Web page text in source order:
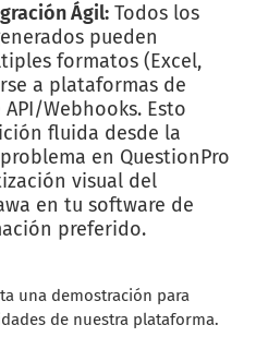
Ágil:Todos los
pueden
formatos (Excel,
a plataformas de
Webhooks. Esto
fluida desde la
en QuestionPro
visual del
en tu software de
preferido.
una demostración para
de nuestra plataforma.